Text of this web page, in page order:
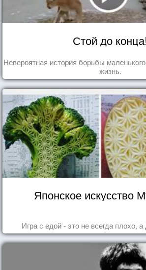
Стой до конца!
Невероятная история борьбы
жизнь.
Японское искусство
Игра с едой - это не всегда плохо,